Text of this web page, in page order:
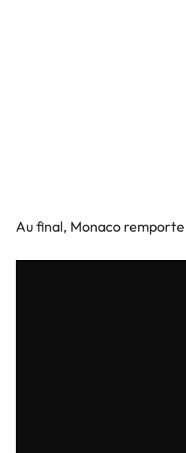
Au final, Monaco